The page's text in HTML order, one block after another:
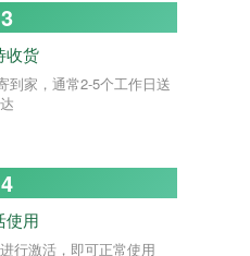
3
收货
到家，通常2-5个工作日送
达
4
使用
行激活，即可正常使用